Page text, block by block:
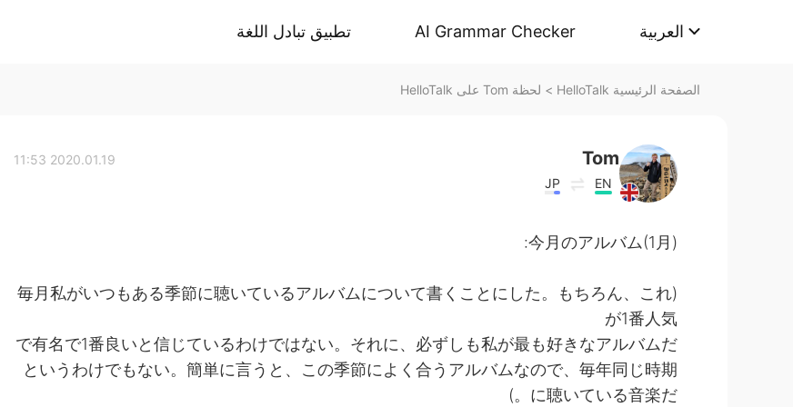
تطبيق تبادل اللغة AI Grammar Checker العربية
الصفحة الرئيسية HelloTalk > لحظة Tom على HelloTalk
Tom
EN
JP
2020.01.19 11:53
今月のアルバム(1月):
(毎月私がいつもある季節に聴いているアルバムについて書くことにした。もちろん、これ
が1番人気
で有名で1番良いと信じているわけではない。それに、必ずしも私が最も好きなアルバムだ
というわけでもない。簡単に言うと、この季節によく合うアルバムなので、毎年同じ時期
に聴いている音楽だ。)